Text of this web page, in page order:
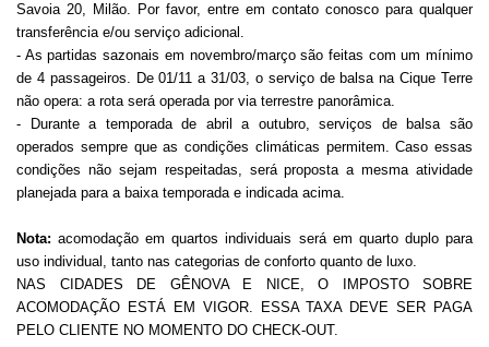
Savoia 20, Milão. Por favor, entre em contato conosco para qualquer
transferência e/ou serviço adicional.
- As partidas sazonais em novembro/março são feitas com um mínimo
de 4 passageiros. De 01/11 a 31/03, o serviço de balsa na Cique Terre
não opera: a rota será operada por via terrestre panorâmica.
-
Durante a temporada de abril a outubro, serviços de balsa são
operados sempre que as condições climáticas permitem. Caso essas
condições não sejam respeitadas, será proposta a mesma atividade
planejada para a baixa temporada e indicada acima.
Nota: acomodação em quartos individuais será em quarto duplo para
uso individual, tanto nas categorias de conforto quanto de luxo.
NAS CIDADES DE GÊNOVA E NICE, O IMPOSTO SOBRE
ACOMODAÇÃO ESTÁ EM VIGOR. ESSA TAXA DEVE SER PAGA
PELO CLIENTE NO MOMENTO DO CHECK-OUT.